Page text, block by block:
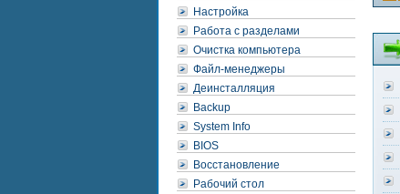
Настройка
Работа с разделами
Очистка компьютера
Файл-менеджеры
Деинсталляция
Backup
System Info
BIOS
Восстановление
Рабочий стол